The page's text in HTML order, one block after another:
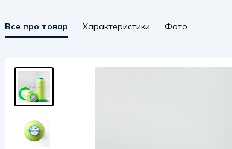
Все про товар Характеристики Фото